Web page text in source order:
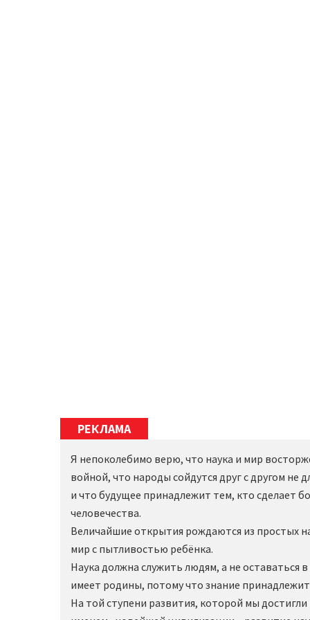
РЕКЛАМА
Я непоколебимо верю, что наука и мир
войной, что народы сойдутся друг с другом не
и что будущее принадлежит тем, кто сделает
человечества.
Величайшие открытия рождаются из простых
мир с пытливостью ребёнка.
Наука должна служить людям, а не оставаться
имеет родины, потому что знание принадлежит
На той ступени развития, которой мы достигли